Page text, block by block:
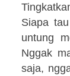
Siapa
untung
Nggak
saja,